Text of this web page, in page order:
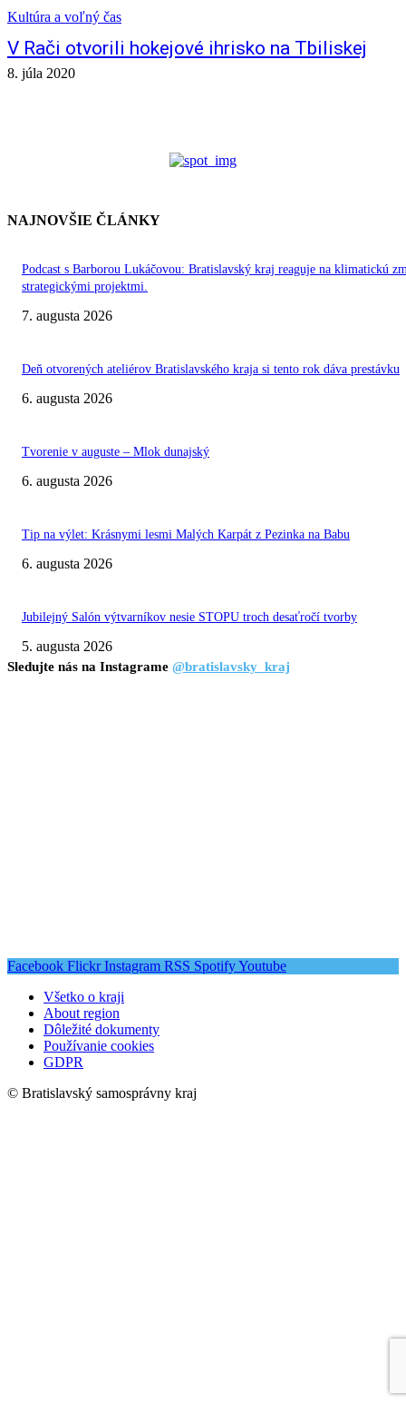
Kultúra a voľný čas
V Rači otvorili hokejové ihrisko na Tbiliskej
8. júla 2020
NAJNOVŠIE ČLÁNKY
Podcast s Barborou Lukáčovou: Bratislavský kraj reaguje na klimatickú
strategickými projektmi.
7. augusta 2026
Deň otvorených ateliérov Bratislavského kraja si tento rok dáva prestávku
6. augusta 2026
Tvorenie v auguste – Mlok dunajský
6. augusta 2026
Tip na výlet: Krásnymi lesmi Malých Karpát z Pezinka na Babu
6. augusta 2026
Jubilejný Salón výtvarníkov nesie STOPU troch desaťročí tvorby
5. augusta 2026
Sledujte nás na Instagrame @bratislavsky_kraj
Facebook Flickr Instagram RSS SpotifyYoutube
Všetko o kraji
About region
Dôležité dokumenty
Používanie cookies
GDPR
© Bratislavský samosprávny kraj